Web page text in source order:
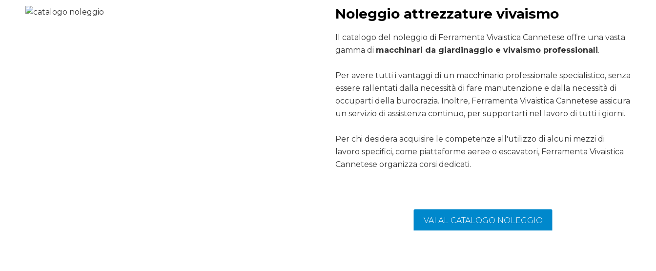
Noleggio attrezzature vivaismo
Il catalogo del noleggio di Ferramenta Vivaistica Cannetese offre una vasta
gamma di macchinari da giardinaggio e vivaismo professionali.
Per avere tutti i vantaggi di un macchinario professionale specialistico, senza
essere rallentati dalla necessità di fare manutenzione e dalla necessità di
occuparti della burocrazia. Inoltre, Ferramenta Vivaistica Cannetese assicura
un servizio di assistenza continuo, per supportarti nel lavoro di tutti i giorni.
Per chi desidera acquisire le competenze all'utilizzo di alcuni mezzi di
lavoro specifici, come piattaforme aeree o escavatori, Ferramenta Vivaistica
Cannetese organizza corsi dedicati.
VAI AL CATALOGO NOLEGGIO